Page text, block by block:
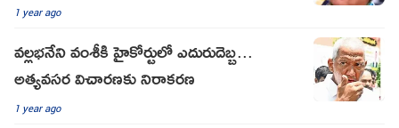
1 year ago
వల్లభనేని వంశీకి హైకోర్టులో ఎదురుదెబ్బ...
అత్యవసర విచారణకు నిరాకరణ
1 year ago